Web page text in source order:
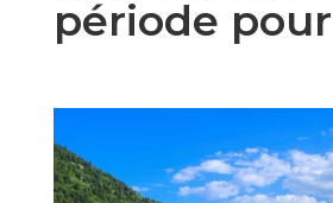
période